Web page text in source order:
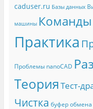
caduser.ru Базы данных
машины Команды
Практика
Проблемы nanoCAD
ТеорияТест-
Чистка буфер обмена